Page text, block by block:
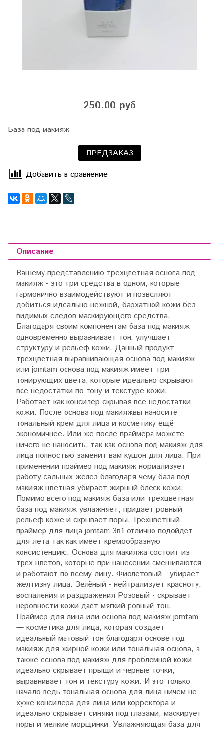
250.00 руб
База под макияж
ПРЕДЗАКАЗ
Добавить в сравнение
Описание
Вашему представлению трехцветная основа под
макияж - это три средства в одном, которые
гармонично взаимодействуют и позволяют
добиться идеально-нежной, бархатной кожи без
видимых следов маскирующего средства.
Благодаря своим компонентам база под макияж
одновременно выравнивает тон, улучшает
структуру и рельеф кожи. Данный продукт
трёхцветная выравнивающая основа под макияж
или jomtam основа под макияж имеет три
тонирующих цвета, которые идеально скрывают
все недостатки по тону и текстуре кожи.
Работает как консилер скрывая все недостатки
кожи. После основа под макияжвы наносите
тональный крем для лица и косметику ещё
экономичнее. Или же после праймера можете
ничего не наносить, так как основа под макияж для
лица полностью заменит вам кушон для лица. При
применении праймер под макияж нормализует
работу сальных желез благодаря чему база под
макияж цветная убирает жирный блеск кожи.
Помимо всего под макияж база или трехцветная
база под макияж увлажняет, придает ровный
рельеф коже и скрывает поры. Трёхцветный
праймер для лица jomtam 3в1 отлично подойдёт
для лета так как имеет кремообразную
консистенцию. Основа для макияжа состоит из
трёх цветов, которые при нанесении смешиваются
и работают по всему лицу. Фиолетовый - убирает
желтизну лица. Зелёный - нейтрализует красноту,
воспаления и раздражения Розовый - скрывает
неровности кожи даёт мягкий ровный тон.
Праймер для лица или основа под макияж jomtam
— косметика для лица, которая создает
идеальный матовый тон благодаря основе под
макияж для жирной кожи или тональная основа, а
также основа под макияж для проблемной кожи
идеально скрывает прыщи и черные точки,
выравнивает тон и текстуру кожи. И это только
начало ведь тональная основа для лица ничем не
хуже консилера для лица или корректора и
идеально скрывает синяки под глазами, маскирует
поры и мелкие морщинки. Увлажняющая база для